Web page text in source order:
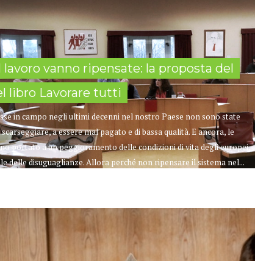
vanno ripensate: la proposta del
libro Lavorare tutti
in campo negli ultimi decenni nel nostro Paese non sono state
a essere mal pagato e di bassa qualità. E ancora, le
portato a un peggioramento delle condizioni di vita degli europei,
delle disuguaglianze. Allora perché non ripensare il sistema nel...